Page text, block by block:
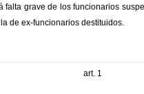
falta grave de los funcionarios
de ex-funcionarios destituidos.
art. 1